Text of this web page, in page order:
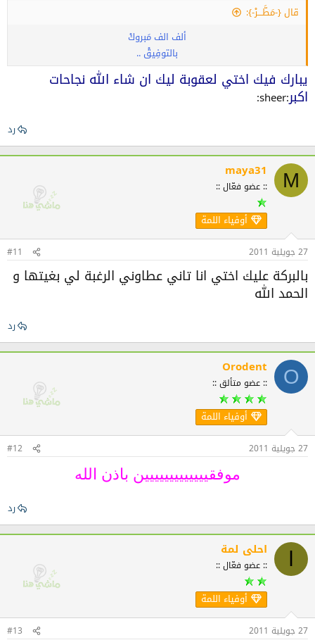
قال {-مَطَّـــرْ-}:
ألف الف مَبروكْ
بالتوفِيقْ ..
يبارك فيك اختي لعقوبة ليك ان شاء الله نجاحات
اكبر:sheer:
رد
M
maya31
:: عضو فعّال ::
أوفياء اللمة
27 جويلية 2011 #11
بالبركة عليك اختي انا تاني عطاوني الرغبة لي بغيتها و
الحمد الله
رد
O
Orodent
:: عضو متألق ::
أوفياء اللمة
27 جويلية 2011 #12
موفقييييييييييييين باذن الله​
رد
احلى لمة
:: عضو فعّال ::
أوفياء اللمة
27 جويلية 2011 #13